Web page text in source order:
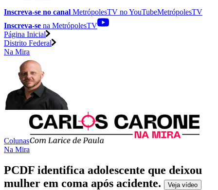
Inscreva-se no canal MetrópolesTV noYouTubeMetrópolesTV
Inscreva-se na MetrópolesTV
Página Inicial
Distrito Federal
Na Mira
Colunas
Na Mira
PCDF identifica adolescente que deixou
mulher em coma após acidente. Veja vídeo